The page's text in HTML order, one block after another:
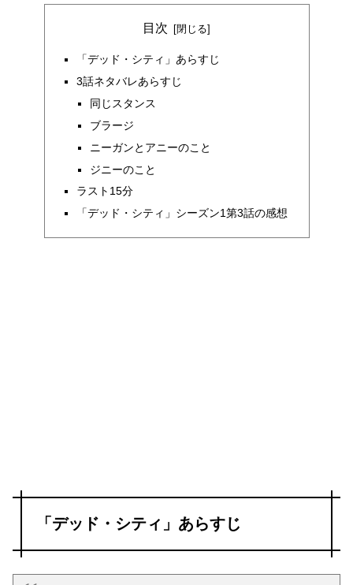
目次
「デッド・シティ」あらすじ
3話ネタバレあらすじ
同じスタンス
ブラージ
ニーガンとアニーのこと
ジニーのこと
ラスト15分
「デッド・シティ」シーズン1第3話の感想
「デッド・シティ」あらすじ